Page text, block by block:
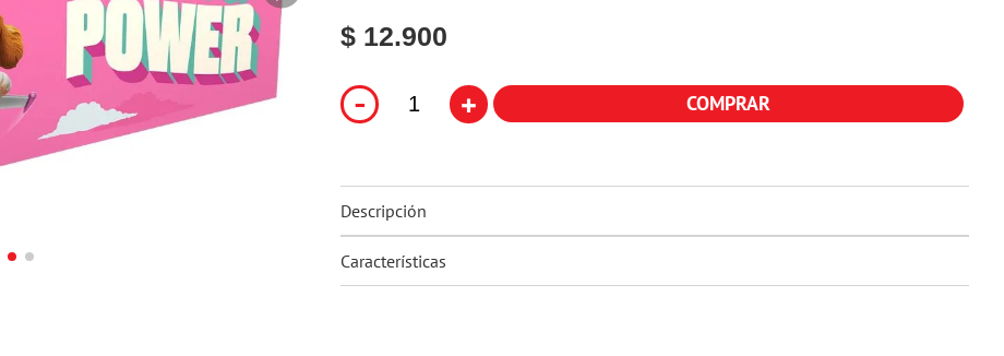
$ 12.900
- + COMPRAR
Descripción
Características